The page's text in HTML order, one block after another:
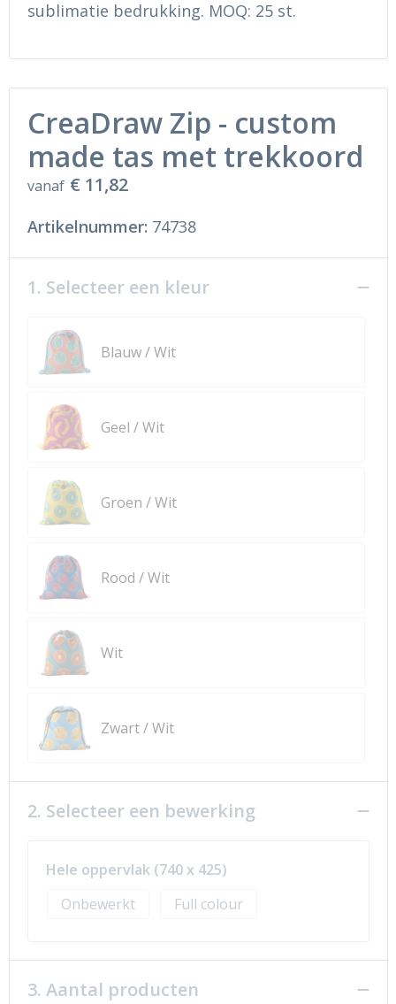
Ondergoed en Sokken
Schoenen
Hoofdbescherming
Gehoorbescherming
Sokken en Nachtkleding
Gilets
sublimatie bedrukking. MOQ: 25 st.
CreaDraw Zip - custom
made tas met trekkoord
vanaf € 11,82
Artikelnummer: 74738
1. Selecteer een kleur
Blauw / Wit
Geel / Wit
Groen / Wit
Rood / Wit
Wit
Zwart / Wit
2. Selecteer een bewerking
Hele oppervlak (740 x 425)
Onbewerkt
Full colour
3. Aantal producten